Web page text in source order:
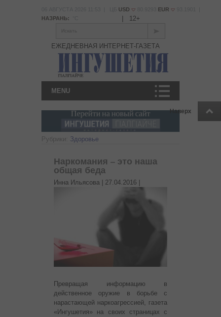
Наверх
USD EUR
НАЗРАНЬ:
12+
Искать
ЕЖЕДНЕВНАЯ ИНТЕРНЕТ-ГАЗЕТА
MENU
Рубрики: Здоровье
Наркомания – это наша
общая беда
Инна Ильясова | 27.04.2016
Превращая информацию в
действенное оружие в борьбе с
нарастающей наркоагрессией, газета
«Ингушетия» на своих страницах с